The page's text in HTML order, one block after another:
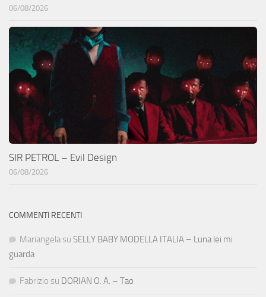
06/08/2026
SIR PETROL – Evil Design
06/08/2026
COMMENTI RECENTI
Mariangela su SELLY BABY MODELLA ITALIA – Luna lei mi
guarda
Fabrizio su DORIAN O. A. – Tao